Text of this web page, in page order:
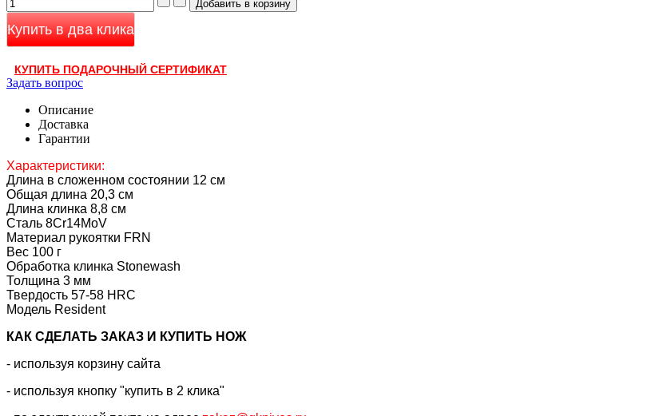
Купить в два клика
КУПИТЬ ПОДАРОЧНЫЙ СЕРТИФИКАТ
Задать вопрос
Описание
Доставка
Гарантии
Характеристики:
Длина в сложенном состоянии 12 см
Общая длина 20,3 см
Длина клинка 8,8 см
Сталь 8Cr14MoV
Материал рукоятки FRN
Вес 100 г
Обработка клинка Stonewash
Толщина 3 мм
Твердость 57-58 HRC
Модель Resident
КАК CДЕЛАТЬ ЗАКАЗ И КУПИТЬ НОЖ
- используя корзину сайта
- используя кнопку "купить в 2 клика"